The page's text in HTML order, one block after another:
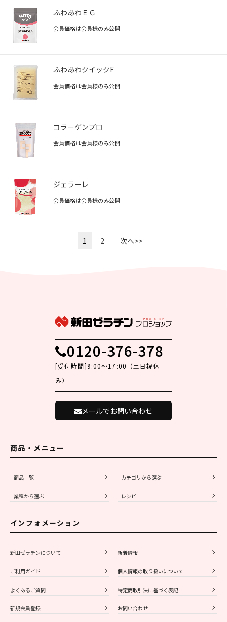
ふわあわＥＧ
会員価格は会員様のみ公開
ふわあわクイックF
会員価格は会員様のみ公開
コラーゲンプロ
会員価格は会員様のみ公開
ジェラーレ
会員価格は会員様のみ公開
1 2 次へ>>
0120-376-378
[受付時間]9:00～17:00（土日祝休
み）
メールでお問い合わせ
商品・メニュー
商品一覧 カテゴリから選ぶ
業種から選ぶ レシピ
インフォメーション
新田ゼラチンについて 新着情報
ご利用ガイド 個人情報の取り扱いについて
よくあるご質問 特定商取引法に基づく表記
新規会員登録 お問い合わせ